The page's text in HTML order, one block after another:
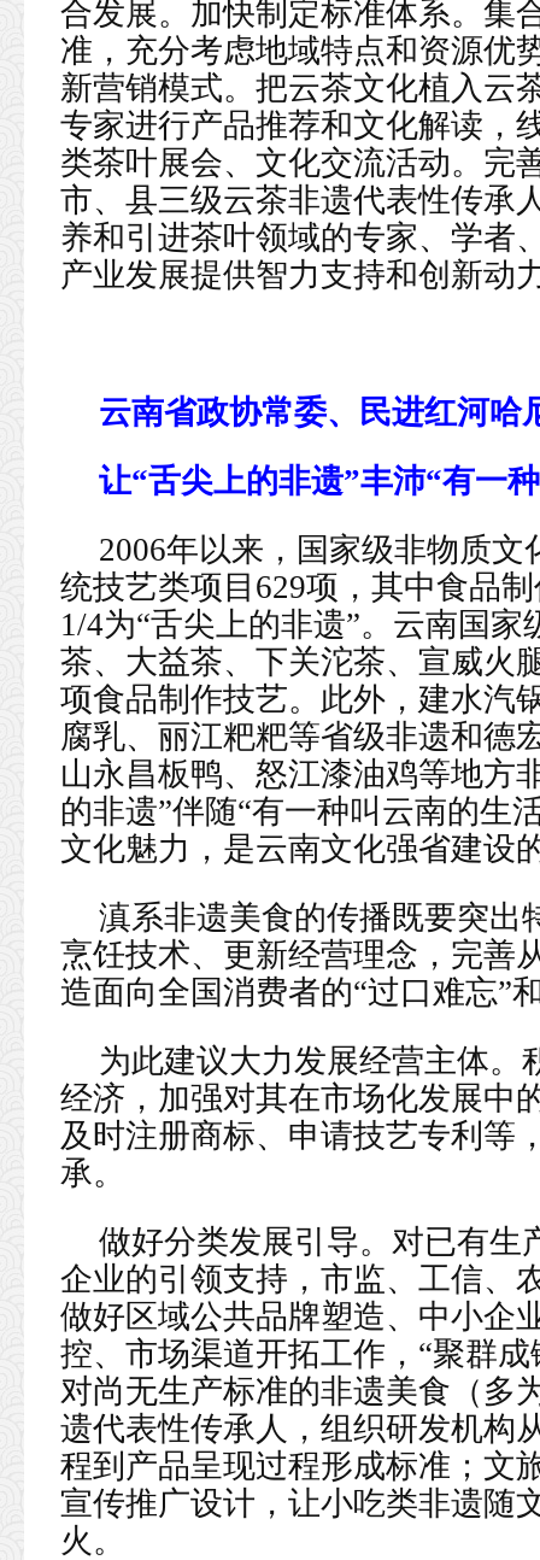
合发展。加快制定标准体系。集
准，充分考虑地域特点和资源优
新营销模式。把云茶文化植入云
专家进行产品推荐和文化解读，
类茶叶展会、文化交流活动。完
市、县三级云茶非遗代表性传承
养和引进茶叶领域的专家、学者
产业发展提供智力支持和创新动
云南省政协常委、民进红河哈
让“舌尖上的非遗”丰沛“有一
2006年以来，国家级非物质
统技艺类项目629项，其中食品
1/4为“舌尖上的非遗”。云南国
茶、大益茶、下关沱茶、宣威火
项食品制作技艺。此外，建水汽
腐乳、丽江粑粑等省级非遗和德
山永昌板鸭、怒江漆油鸡等地方
的非遗”伴随“有一种叫云南的生
文化魅力，是云南文化强省建设
滇系非遗美食的传播既要突出
烹饪技术、更新经营理念，完善
造面向全国消费者的“过口难忘”
为此建议大力发展经营主体。
经济，加强对其在市场化发展中
及时注册商标、申请技艺专利等
承。
做好分类发展引导。对已有生
企业的引领支持，市监、工信、
做好区域公共品牌塑造、中小企
控、市场渠道开拓工作，“聚群
对尚无生产标准的非遗美食（多
遗代表性传承人，组织研发机构
程到产品呈现过程形成标准；文
宣传推广设计，让小吃类非遗随
火。